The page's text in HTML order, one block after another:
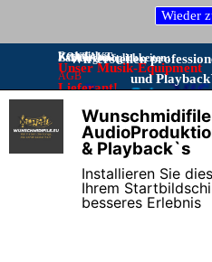
Rechtliches:
AGB
DATENSCHUTZ
Online–
Streitschlichtungsplattform
Widerrufsrecht & Muster-
Widerrufsformular
KONTAKT:
Bitte Kontakt nur per E-
info@wunschmidifile.eu
Telefon stört beim
Zahlungsmöglichkeiten:
Wir erstellen
und
Unser Musik-Equipment
Lieferant!
Vorkasse per Überweisung
& Playback`s
Installieren Sie
Ihrem
besseres Erlebnis
X